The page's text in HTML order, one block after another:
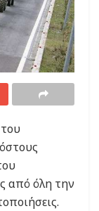
από όλη την